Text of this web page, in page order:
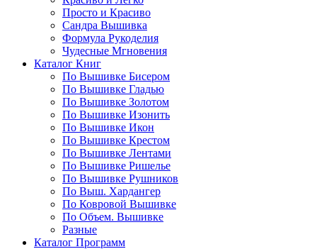
Просто и Красиво
Сандра Вышивка
Формула Рукоделия
Чудесные Мгновения
Каталог Книг
По Вышивке Бисером
По Вышивке Гладью
По Вышивке Золотом
По Вышивке Изонить
По Вышивке Икон
По Вышивке Крестом
По Вышивке Лентами
По Вышивке Ришелье
По Вышивке Рушников
По Выш. Хардангер
По Ковровой Вышивке
По Объем. Вышивке
Разные
Каталог Программ